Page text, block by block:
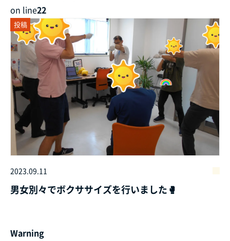
on line22
投稿
2023.09.11
男女別々でボクササイズを行いました🥊
Warning